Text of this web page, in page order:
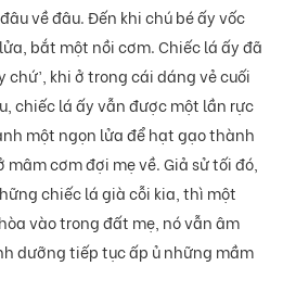
về đâu. Đến khi chú bé ấy vốc
bắt một nồi cơm. Chiếc lá ấy đã
chứ’, khi ở trong cái dáng vẻ cuối
chiếc lá ấy vẫn được một lần rực
một ngọn lửa để hạt gạo thành
cơm đợi mẹ về. Giả sử tối đó,
chiếc lá già cỗi kia, thì một
vào trong đất mẹ, nó vẫn âm
dưỡng tiếp tục ấp ủ những mầm